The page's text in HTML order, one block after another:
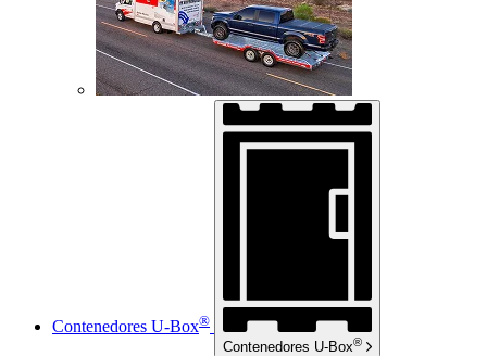
Contenedores U-Box®
Contenedores U-Box®